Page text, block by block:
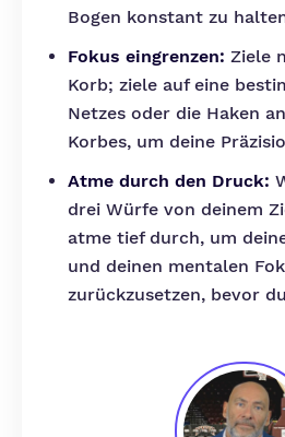
Bogen konstant zu
Fokus eingrenzen: Ziele
Korb; ziele auf eine
Netzes oder die Haken
Korbes, um deine
Atme durch den Druck:
drei Würfe von deinem
atme tief durch, um
und deinen mentalen
zurückzusetzen, bevor